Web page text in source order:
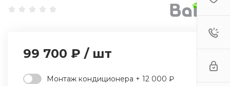
99 700 ₽ / шт
Монтаж кондиционера + 12 000 ₽